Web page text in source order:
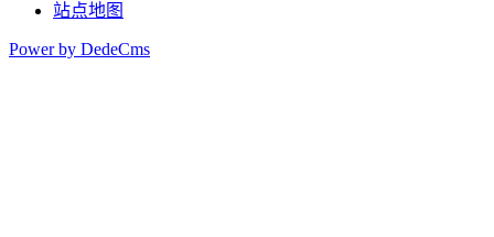
站点地图
Power by DedeCms